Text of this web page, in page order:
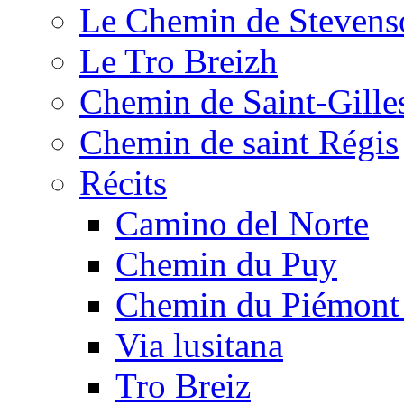
Le Chemin de
Le Tro Breizh
Chemin de Saint-
Chemin de saint Régis
Récits
Camino del Norte
Chemin du Puy
Chemin du
Via lusitana
Tro Breiz